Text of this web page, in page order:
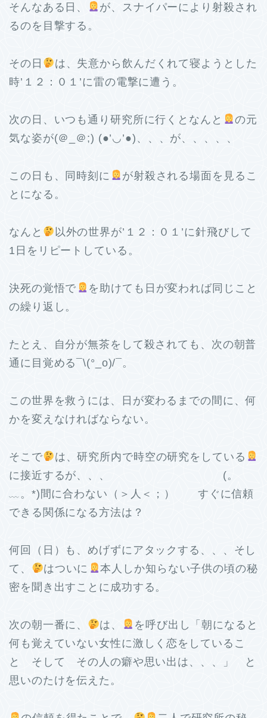
そんなある日、
が、スナイパーにより射殺され
るのを目撃する。
その日
は、失意から飲んだくれて寝ようとした
時’１２：０１’に雷の電撃に遭う。
次の日、いつも通り研究所に行くとなんと
の元
気な姿が(＠_＠;) (●’◡’●)、、、が、、、、、
この日も、同時刻に
が射殺される場面を見るこ
とになる。
なんと
以外の世界が’１２：０１’に針飛びして
1日をリピートしている。
決死の覚悟で
を助けても日が変われば同じこと
の繰り返し。
たとえ、自分が無茶をして殺されても、次の朝普
通に目覚める¯\(°_o)/¯。
この世界を救うには、日が変わるまでの間に、何
かを変えなければならない。
そこで
は、研究所内で時空の研究をしている
に接近するが、、、 (。
﹏。*)間に合わない（＞人＜；） すぐに信頼
できる関係になる方法は？
何回（日）も、めげずにアタックする、、、そし
て、
はついに
本人しか知らない子供の頃の秘
密を聞き出すことに成功する。
次の朝一番に、 は、
を呼び出し「朝になると
何も覚えていない女性に激しく恋をしているこ
と そして その人の癖や思い出は、、、」 と
思いのたけを伝えた。